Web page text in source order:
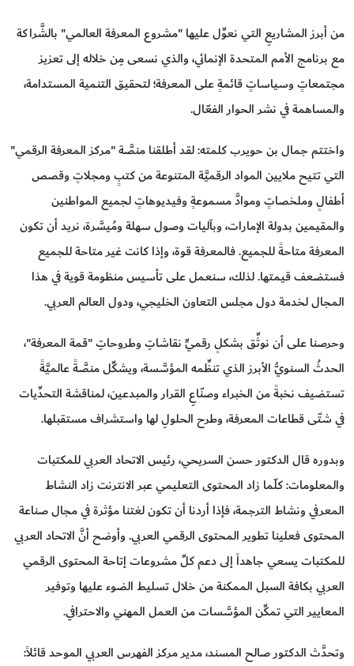
من أبرز المشاريعِ التي نعوِّل عليها "مشروع المعرفة العالمي" بالشَّراكة
مع برنامج الأمم المتحدة الإنمائي، والذي نسعى مِن خلاله إلى تعزيز
مجتمعاتٍ وسياساتٍ قائمةٍ على المعرفة؛ لتحقيق التنمية المستدامة،
والمساهمة في نشر الحوار الفعّال.
واختتم جمال بن حويرب كلمته: لقد أطلقنا منصَّة "مركز المعرفة الرقمي"
التي تتيح ملايين المواد الرقميَّة المتنوعة من كتبٍ ومجلاتٍ وقصص
أطفالٍ وملخصاتٍ وموادَّ مسموعةٍ وفيديوهاتٍ لجميع المواطنين
والمقيمين بدولة الإمارات، وبآليات وصول سهلة ومُيسَّرة، نريد أن تكون
المعرفة متاحةً للجميع. فالمعرفة قوة، وإذا كانت غير متاحة للجميع
فستضعف قيمتها. لذلك، سنعمل على تأسيس منظومة قوية في هذا
المجال لخدمة دول مجلس التعاون الخليجي، ودول العالم العربي.
وحرصنا على أن نوثِّق بشكلٍ رقميٍّ نقاشاتِ وطروحاتِ "قمة المعرفة"،
الحدثُ السنويُّ الأبرز الذي تنظِّمه المؤسَّسة، ويشكِّل منصَّةً عالميَّةً
تستضيف نخبةً من الخبراء وصنّاعِ القرار والمبدعين، لمناقشة التحدِّيات
في شتّى قطاعات المعرفة، وطرح الحلولِ لها واستشراف مستقبلها.
وبدوره قال الدكتور حسن السريحي، رئيس الاتحاد العربي للمكتبات
والمعلومات: كلّما زاد المحتوى التعليمي عبر الانترنت زاد النشاط
المعرفي ونشاط الترجمة، فإذا أردنا أن تكون لغتنا مؤثرة في مجال صناعة
المحتوى فعلينا تطوير المحتوى الرقمي العربي. وأوضح أنَّ الاتحاد العربي
للمكتبات يسعي جاهداً إلى دعم كلِّ مشروعات إتاحة المحتوى الرقمي
العربي بكافة السبل الممكنة من خلال تسليط الضوء عليها وتوفير
المعايير التي تمكِّن المؤسَّسات من العمل المهني والاحترافي.
وتحدَّث الدكتور صالح المسند، مدير مركز الفهرس العربي الموحد قائلاً: